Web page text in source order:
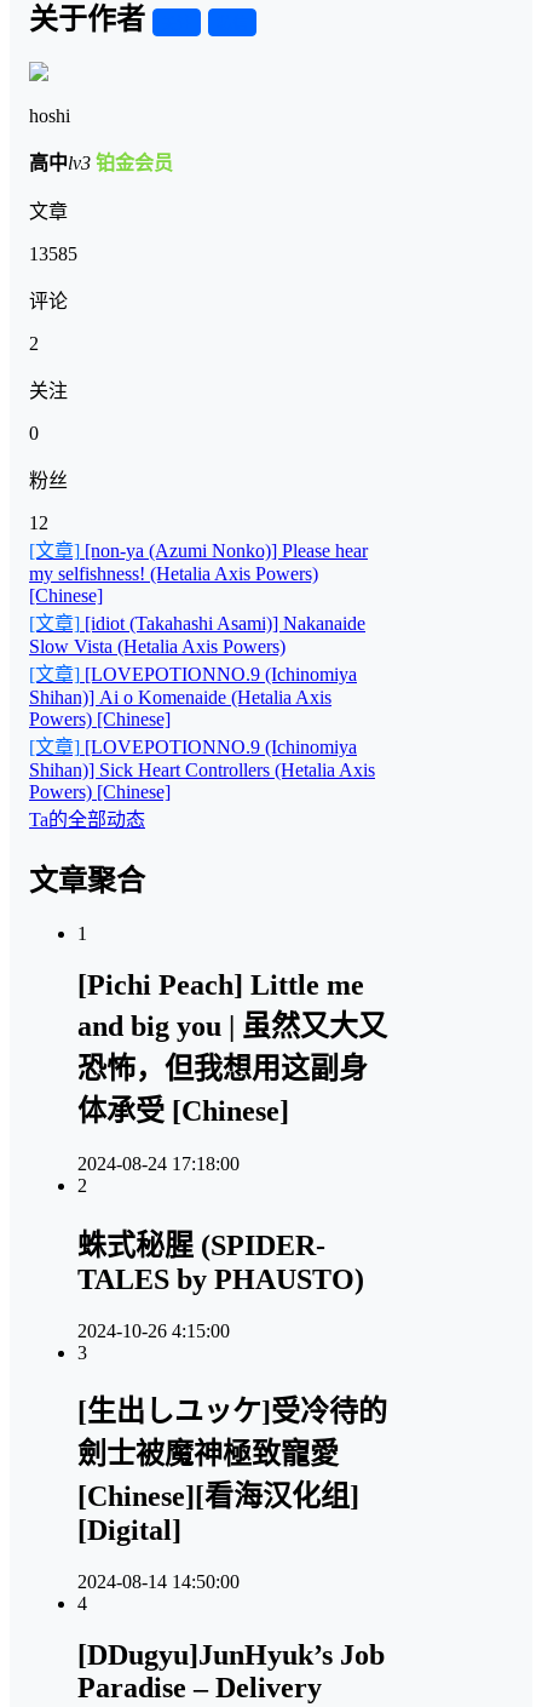
关于作者
hoshi
高中lv3 铂金会员
文章
13585
评论
2
关注
0
粉丝
12
[文章] [non-ya (Azumi Nonko)] Please hear
my selfishness! (Hetalia Axis Powers)
[Chinese]
[文章] [idiot (Takahashi Asami)] Nakanaide
Slow Vista (Hetalia Axis Powers)
[文章] [LOVEPOTIONNO.9 (Ichinomiya
Shihan)] Ai o Komenaide (Hetalia Axis
Powers) [Chinese]
[文章] [LOVEPOTIONNO.9 (Ichinomiya
Shihan)] Sick Heart Controllers (Hetalia Axis
Powers) [Chinese]
Ta的全部动态
文章聚合
1
[Pichi Peach] Little me
and big you | 虽然又大又
恐怖，但我想用这副身
体承受 [Chinese]
2024-08-24 17:18:00
2
蛛式秘腥 (SPIDER-
TALES by PHAUSTO)
2024-10-26 4:15:00
3
[生出しユッケ]受冷待的
劍士被魔神極致寵愛
[Chinese][看海汉化组]
[Digital]
2024-08-14 14:50:00
4
[DDugyu]JunHyuk’s Job
Paradise – Delivery